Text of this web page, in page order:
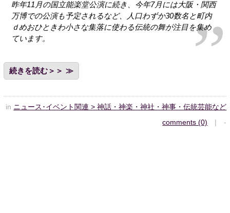
昨年11月の国立能楽堂公演に続き、今年7月には大阪・関西
万博での公演も予定されるなど、人口わずか30数名と町内
ｄめおひときわ小さな集落に使わる伝統の舞が注目を集め
ています。
続きを読む＞＞
in ニュース･イベント関連 > 神話・神楽・神社・神事・伝統芸能など
comments (0) | -